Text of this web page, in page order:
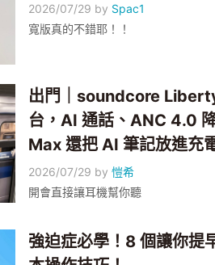
2026/07/29 by Spac1
寬版真的不錯耶！！
出門｜soundcore
台，AI 通話、ANC 4.0
Max 還把 AI 筆記放進充
2026/07/29 by愷希
開會直接讓耳機幫你聽
強迫症必學！8 個讓你提